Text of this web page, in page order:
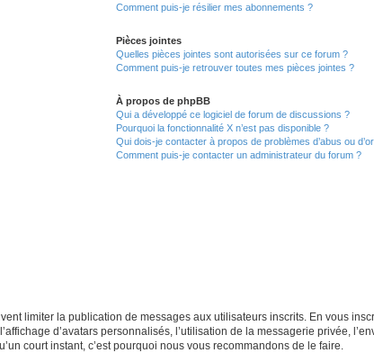
Comment puis-je résilier mes abonnements ?
Pièces jointes
Quelles pièces jointes sont autorisées sur ce forum ?
Comment puis-je retrouver toutes mes pièces jointes ?
À propos de phpBB
Qui a développé ce logiciel de forum de discussions ?
Pourquoi la fonctionnalité X n’est pas disponible ?
Qui dois-je contacter à propos de problèmes d’abus ou
Comment puis-je contacter un administrateur du forum ?
limiter la publication de messages aux utilisateurs inscrits. En vous
d’avatars personnalisés, l’utilisation de la messagerie privée,
court instant, c’est pourquoi nous vous recommandons de le faire.